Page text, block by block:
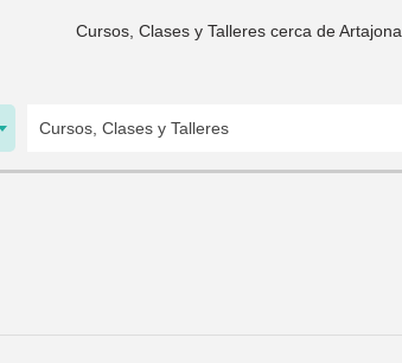
Cursos, Clases y Talleres cerca de